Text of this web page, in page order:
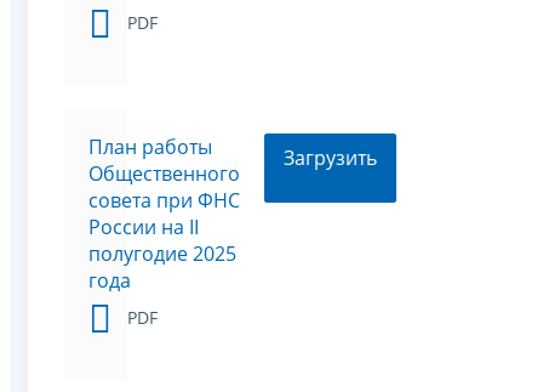
PDF
План работы
Общественного
совета при ФНС
России на II
полугодие 2025
года
PDF
Загрузить